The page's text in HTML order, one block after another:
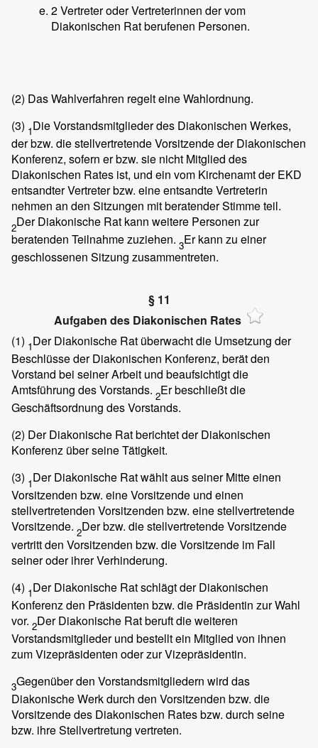
2 Vertreter oder Vertreterinnen der vom
Diakonischen Rat berufenen Personen.
(2) Das Wahlverfahren regelt eine Wahlordnung.
(3) 1Die Vorstandsmitglieder des Diakonischen Werkes,
der bzw. die stellvertretende Vorsitzende der Diakonischen
Konferenz, sofern er bzw. sie nicht Mitglied des
Diakonischen Rates ist, und ein vom Kirchenamt der EKD
entsandter Vertreter bzw. eine entsandte Vertreterin
nehmen an den Sitzungen mit beratender Stimme teil.
2Der Diakonische Rat kann weitere Personen zur
beratenden Teilnahme zuziehen. 3Er kann zu einer
geschlossenen Sitzung zusammentreten.
§ 11
Aufgaben des Diakonischen Rates
(1) 1Der Diakonische Rat überwacht die Umsetzung der
Beschlüsse der Diakonischen Konferenz, berät den
Vorstand bei seiner Arbeit und beaufsichtigt die
Amtsführung des Vorstands. 2Er beschließt die
Geschäftsordnung des Vorstands.
(2) Der Diakonische Rat berichtet der Diakonischen
Konferenz über seine Tätigkeit.
(3) 1Der Diakonische Rat wählt aus seiner Mitte einen
Vorsitzenden bzw. eine Vorsitzende und einen
stellvertretenden Vorsitzenden bzw. eine stellvertretende
Vorsitzende. 2Der bzw. die stellvertretende Vorsitzende
vertritt den Vorsitzenden bzw. die Vorsitzende im Fall
seiner oder ihrer Verhinderung.
(4) 1Der Diakonische Rat schlägt der Diakonischen
Konferenz den Präsidenten bzw. die Präsidentin zur Wahl
vor. 2Der Diakonische Rat beruft die weiteren
Vorstandsmitglieder und bestellt ein Mitglied von ihnen
zum Vizepräsidenten oder zur Vizepräsidentin.
3Gegenüber den Vorstandsmitgliedern wird das
Diakonische Werk durch den Vorsitzenden bzw. die
Vorsitzende des Diakonischen Rates bzw. durch seine
bzw. ihre Stellvertretung vertreten.